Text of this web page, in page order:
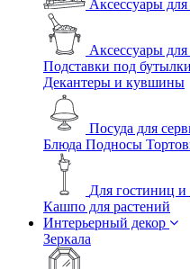
Аксессуары
Аксессуары
Подставки под
Декантеры и кувшины
Посуда для
Блюда Подносы
Для гостиниц и
Кашпо для растений
Интерьерный декор
Зеркала